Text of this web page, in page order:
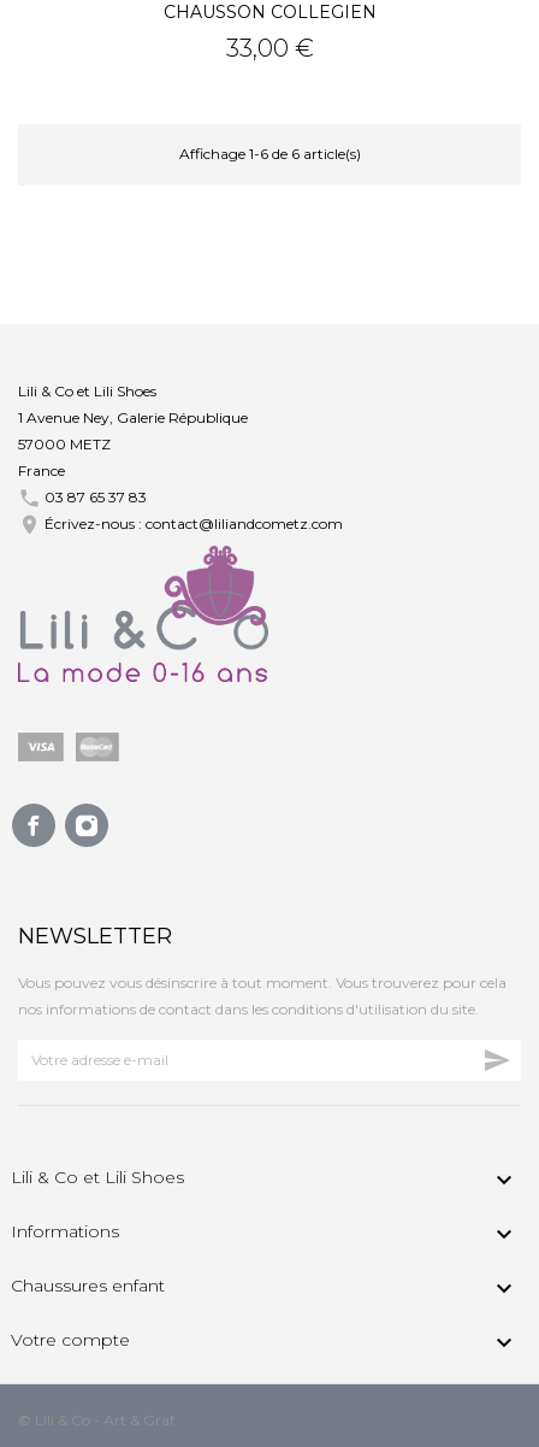
CHAUSSON COLLEGIEN
Prix
33,00 €
Affichage 1-6 de 6 article(s)
Lili & Co et Lili Shoes
1 Avenue Ney, Galerie République
57000 METZ
France
 03 87 65 37 83
 Écrivez-nous : contact@liliandcometz.com
NEWSLETTER
Vous pouvez vous désinscrire à tout moment. Vous trouverez pour cela
nos informations de contact dans les conditions d'utilisation du site.

Lili & Co et Lili Shoes 
Informations 
Chaussures enfant 
Votre compte 
© Lili & Co - Art & Graf